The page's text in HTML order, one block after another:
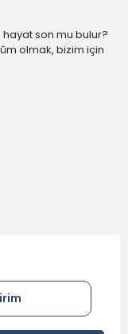
son mu bulur?
olmak, bizim için
yetisini kaybetmiş
hayata
var